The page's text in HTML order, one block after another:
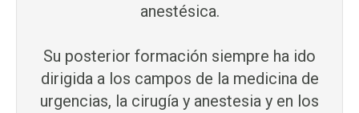
anestésica.
Su posterior formación siempre ha ido
dirigida a los campos de la medicina de
urgencias, la cirugía y anestesia y en los